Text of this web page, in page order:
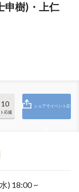
申樹)・上仁
応援
シェアでイベント応
) 18:00 ~